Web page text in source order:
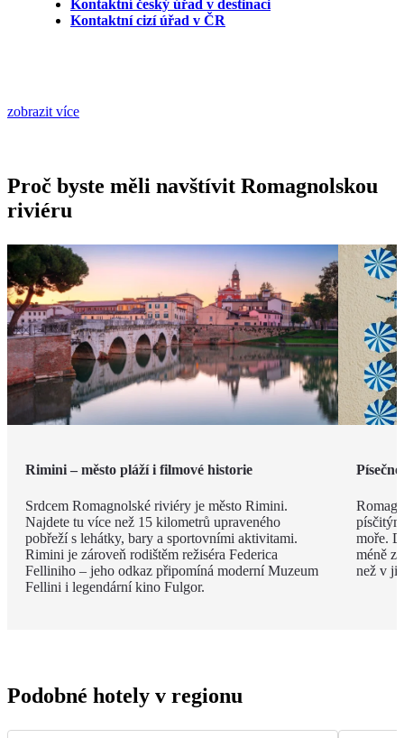
Kontaktní český úřad v destinaci
Kontaktní cizí úřad v ČR
zobrazit více
Proč byste měli navštívit Romagnolskou
riviéru
Rimini – město pláží i filmové historie
Srdcem Romagnolské riviéry je město Rimini.
Najdete tu více než 15 kilometrů upraveného
pobřeží s lehátky, bary a sportovními aktivitami.
Rimini je zároveň rodištěm režiséra Federica
Felliniho – jeho odkaz připomíná moderní Muzeum
Fellini i legendární kino Fulgor.
moře.
méně
než v
Podobné hotely v regionu